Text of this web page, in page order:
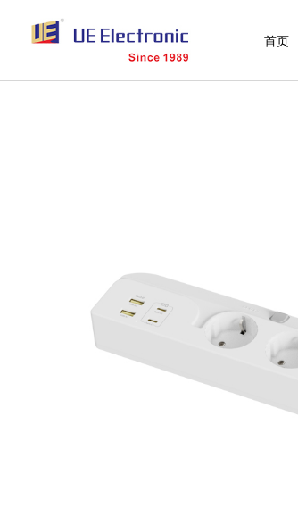
跳
过
首页